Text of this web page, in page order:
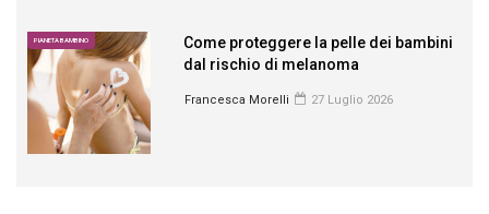
PIANETA BAMBINO
Come proteggere la pelle dei bambini
dal rischio di melanoma
Francesca Morelli 27 Luglio 2026